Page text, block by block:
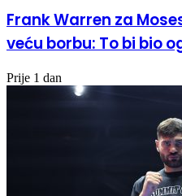
Frank Warren za
veću borbu: To bi bio
Prije 1 dan